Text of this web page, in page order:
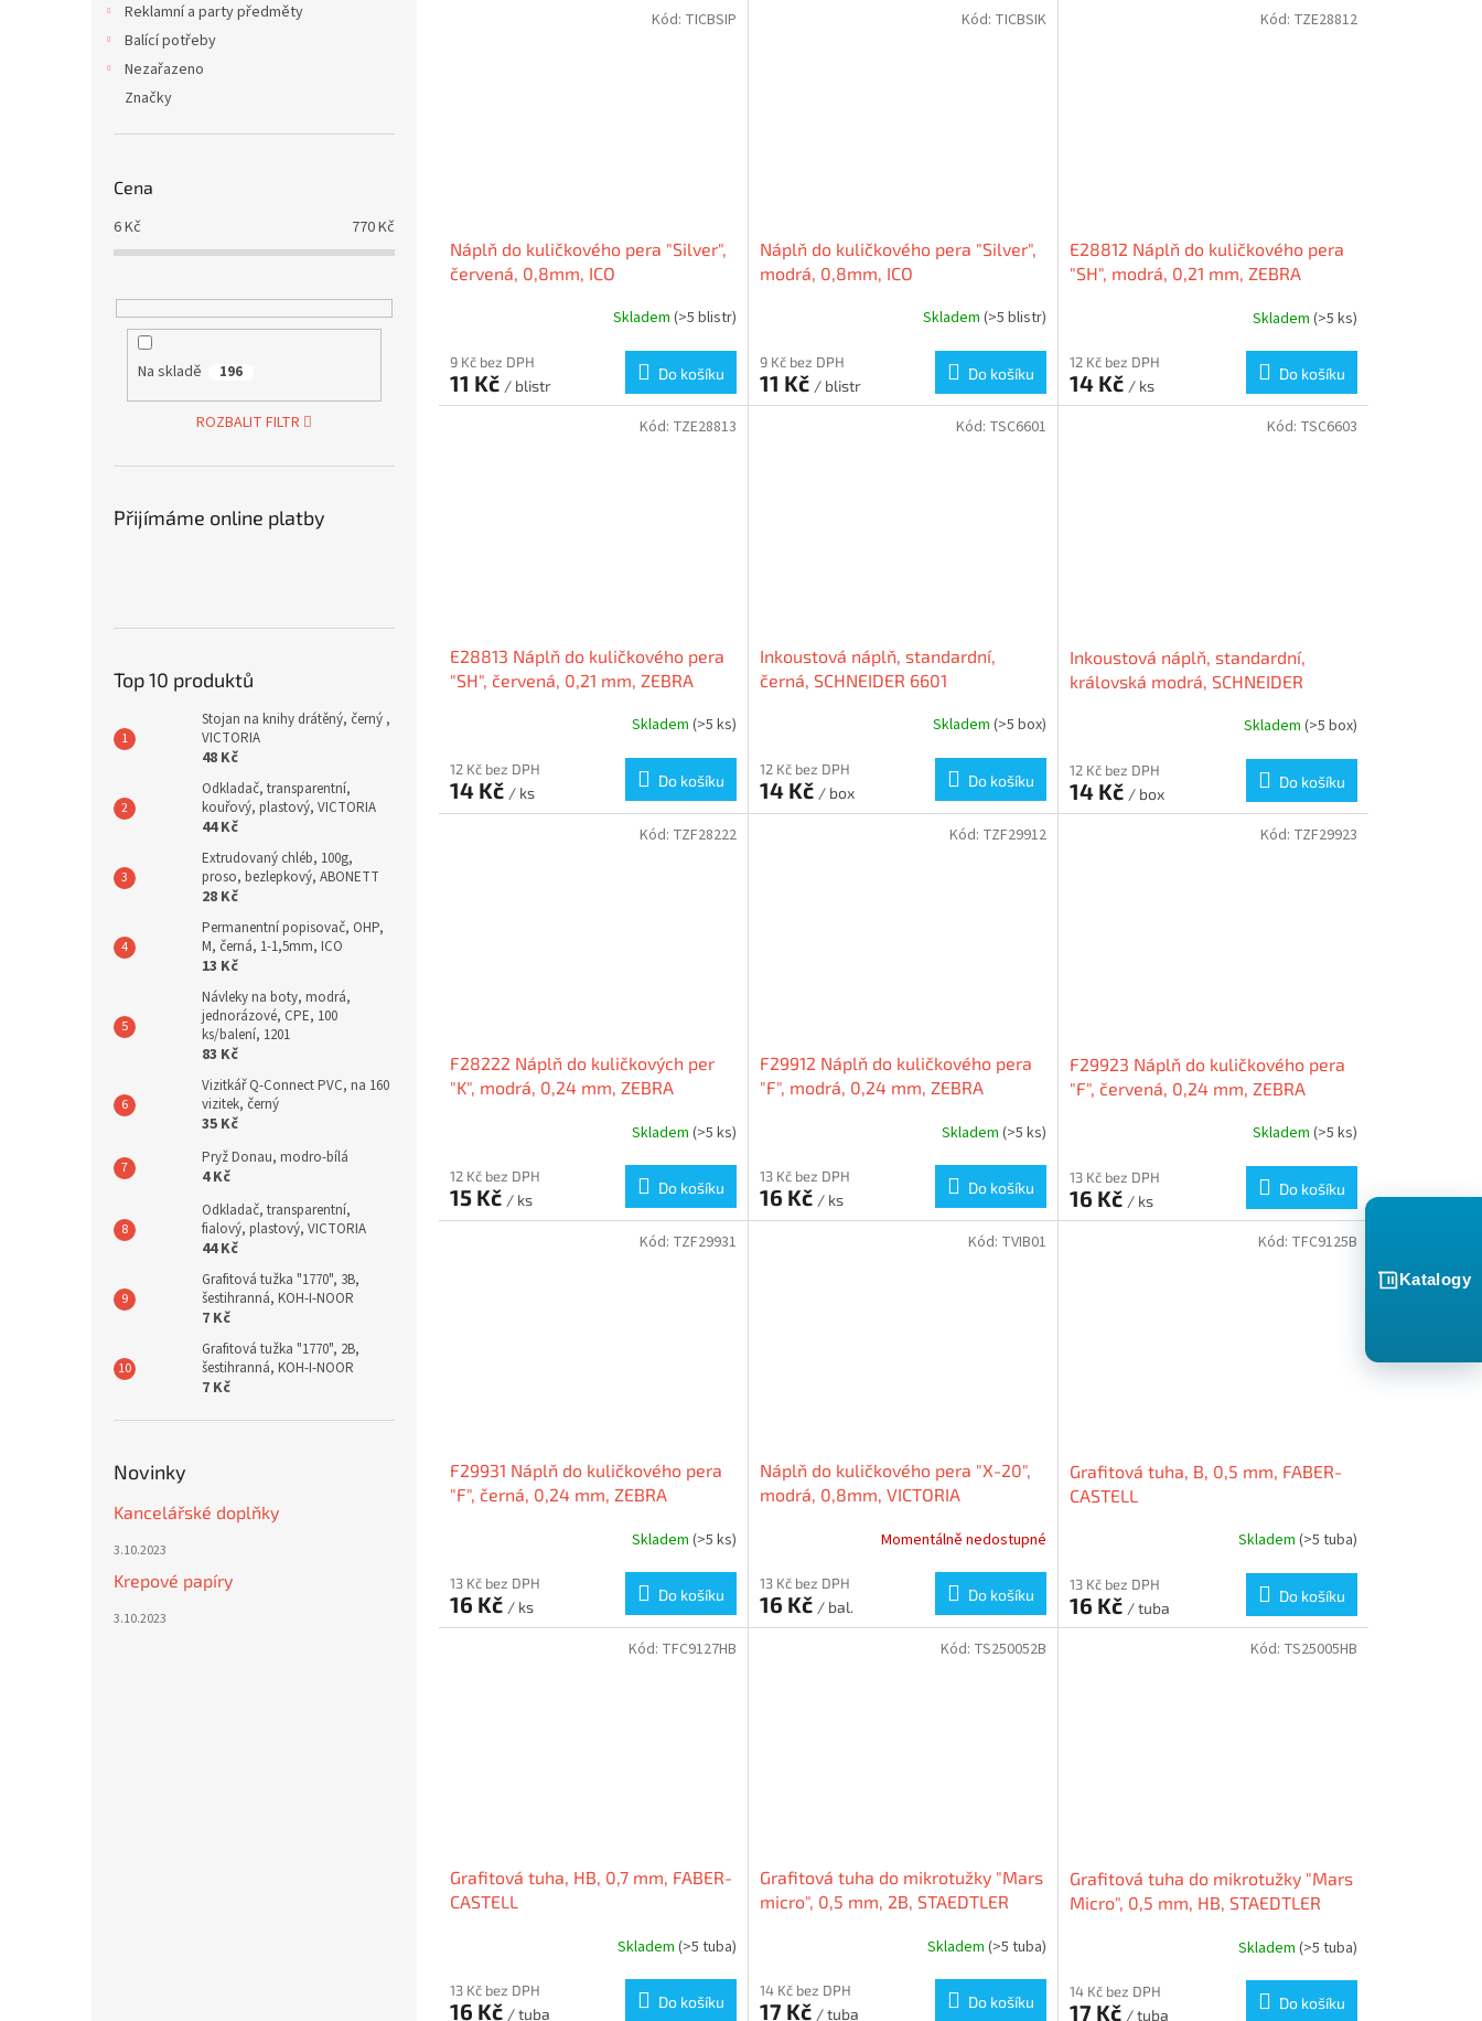
Reklamní a party předměty
Balící potřeby
Nezařazeno
Značky
Cena
6Kč 770Kč
Na skladě 196
ROZBALIT FILTR
Přijímáme online platby
Top 10 produktů
Stojan na knihy drátěný, černý ,
VICTORIA
48 Kč
Odkladač, transparentní,
kouřový, plastový, VICTORIA
44 Kč
Extrudovaný chléb, 100g,
proso, bezlepkový, ABONETT
28 Kč
Permanentní popisovač, OHP,
M, černá, 1-1,5mm, ICO
13 Kč
Návleky na boty, modrá,
jednorázové, CPE, 100
ks/balení, 1201
83 Kč
Vizitkář Q-Connect PVC, na 160
vizitek, černý
35 Kč
Pryž Donau, modro-bílá
4 Kč
Odkladač, transparentní,
fialový, plastový, VICTORIA
44 Kč
Grafitová tužka "1770", 3B,
šestihranná, KOH-I-NOOR
7 Kč
Grafitová tužka "1770", 2B,
šestihranná, KOH-I-NOOR
7 Kč
Novinky
Kancelářské doplňky
3.10.2023
Krepové papíry
3.10.2023
Náplň do kuličkového pera "Silver",
červená, 0,8mm, ICO
Skladem (>5 blistr)
9 Kč bez DPH
11 Kč / blistr
Do košíku
Kód: TICBSIP
Náplň do kuličkového pera "Silver",
modrá, 0,8mm, ICO
Skladem (>5 blistr)
9 Kč bez DPH
11 Kč / blistr
Do košíku
Kód: TICBSIK
E28812 Náplň do kuličkového pera
"SH", modrá, 0,21 mm, ZEBRA
Skladem (>5 ks)
12 Kč bez DPH
14 Kč / ks
Do košíku
Kód: TZE28812
E28813 Náplň do kuličkového pera
"SH", červená, 0,21 mm, ZEBRA
Skladem (>5 ks)
12 Kč bez DPH
14 Kč / ks
Do košíku
Kód: TZE28813
Inkoustová náplň, standardní,
černá, SCHNEIDER 6601
Skladem (>5 box)
12 Kč bez DPH
14 Kč / box
Do košíku
Kód: TSC6601
Inkoustová náplň, standardní,
královská modrá, SCHNEIDER
Skladem (>5 box)
12 Kč bez DPH
14 Kč / box
Do košíku
Kód: TSC6603
F28222 Náplň do kuličkových per
"K", modrá, 0,24 mm, ZEBRA
Skladem (>5 ks)
12 Kč bez DPH
15 Kč / ks
Do košíku
Kód: TZF28222
F29912 Náplň do kuličkového pera
"F", modrá, 0,24 mm, ZEBRA
Skladem (>5 ks)
13 Kč bez DPH
16 Kč / ks
Do košíku
Kód: TZF29912
F29923 Náplň do kuličkového pera
"F", červená, 0,24 mm, ZEBRA
Skladem (>5 ks)
13 Kč bez DPH
16 Kč / ks
Do košíku
Kód: TZF29923
F29931 Náplň do kuličkového pera
"F", černá, 0,24 mm, ZEBRA
Skladem (>5 ks)
13 Kč bez DPH
16 Kč / ks
Do košíku
Kód: TZF29931
Náplň do kuličkového pera "X-20",
modrá, 0,8mm, VICTORIA
Momentálně nedostupné
13 Kč bez DPH
16 Kč / bal.
Do košíku
Kód: TVIB01
Grafitová tuha, B, 0,5 mm, FABER-
CASTELL
Skladem (>5 tuba)
13 Kč bez DPH
16 Kč / tuba
Do košíku
Kód: TFC9125B
Grafitová tuha, HB, 0,7 mm, FABER-
CASTELL
Skladem (>5 tuba)
13 Kč bez DPH
16 Kč / tuba
Do košíku
Kód: TFC9127HB
Grafitová tuha do mikrotužky "Mars
micro", 0,5 mm, 2B, STAEDTLER
Skladem (>5 tuba)
14 Kč bez DPH
17 Kč / tuba
Do košíku
Kód: TS250052B
Grafitová tuha do mikrotužky "Mars
Micro", 0,5 mm, HB, STAEDTLER
Skladem (>5 tuba)
14 Kč bez DPH
17 Kč / tuba
Do košíku
Kód: TS25005HB
Katalogy